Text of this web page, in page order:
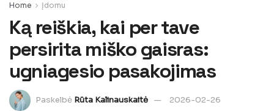
Home Įdomu
Ką reiškia, kai per tave
persirita miško gaisras:
ugniagesio pasakojimas
Paskelbė Rūta Kalinauskaitė 2026-02-26